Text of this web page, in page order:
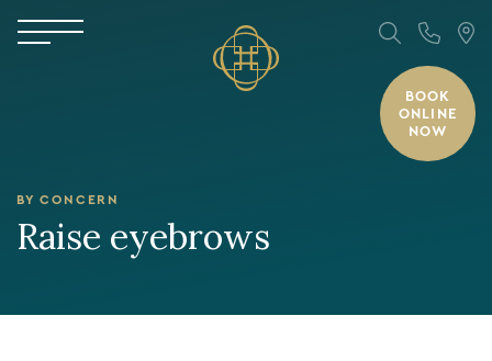
BOOK
ONLINE
NOW
BY CONCERN
Raise eyebrows